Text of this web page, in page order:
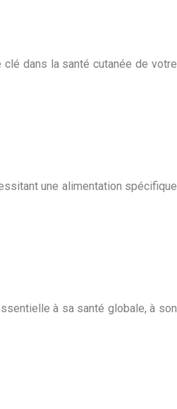
dans la santé cutanée de votre
une alimentation spécifique
à sa santé globale, à son